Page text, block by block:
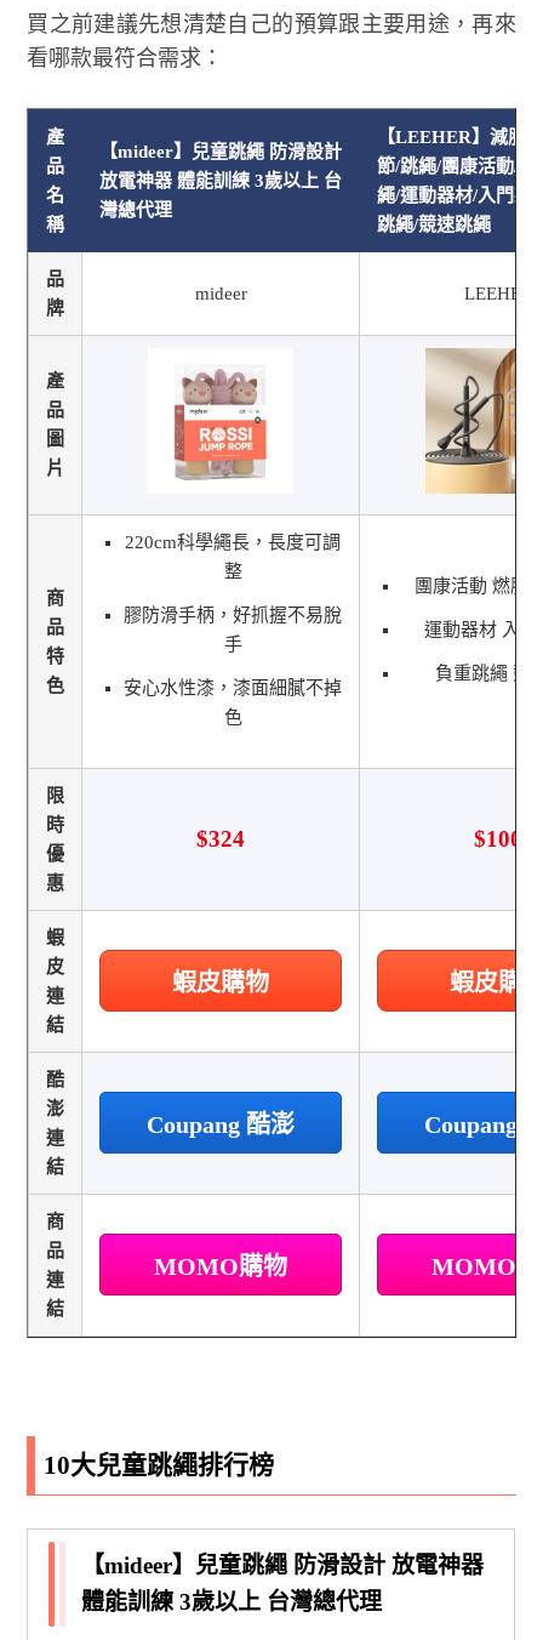
買之前建議先想清楚自己的預算跟主要用途，再來
看哪款最符合需求：
產
品
名
稱
【mideer】兒童跳繩 防滑設計
放電神器 體能訓練 3歲以上 台
灣總代理
【LEEHER】減脂/
節/跳繩/團康活動/燃
繩/運動器材/入門款/
跳繩/競速跳繩
品
牌
mideer LEEHER
產
品
圖
片
商
品
特
色
220cm科學繩長，長度可調
整
膠防滑手柄，好抓握不易脫
手
安心水性漆，漆面細膩不掉
色
團康活動 燃脂
運動器材 入門
負重跳繩 競
限
時
優
惠
$324 $100
蝦
皮
連
結
蝦皮購物 蝦皮購
酷
澎
連
結
Coupang 酷澎 Coupang
商
品
連
結
MOMO購物 MOMO
10大兒童跳繩排行榜
【mideer】兒童跳繩 防滑設計 放電神器
體能訓練 3歲以上 台灣總代理